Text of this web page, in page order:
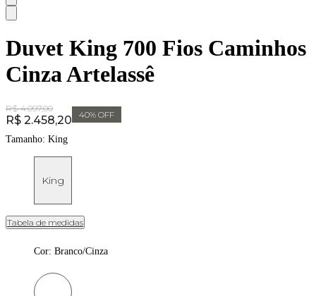
Duvet King 700 Fios Caminhos
Cinza Artelassê
Original Price:
R$ 4.097,00
Price:
R$ 2.458,20 40% OFF
Tamanho: King
King
Tabela de medidas
Cor: Branco/Cinza
Cor: Branco/Cinza